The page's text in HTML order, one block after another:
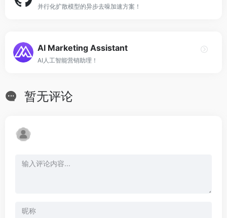
并行化扩散模型的异步去噪加速方案！
AI Marketing Assistant
AI人工智能营销助理！
暂无评论